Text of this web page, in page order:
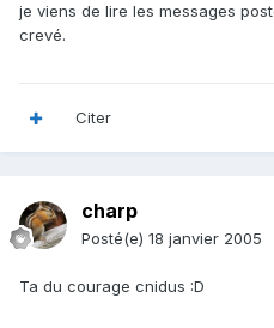
je viens de lire les messages
crevé.
Citer
charp
Posté(e) 18 janvier 2005
Ta du courage cnidus :D